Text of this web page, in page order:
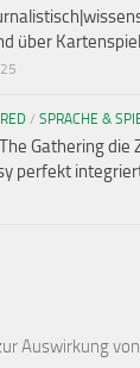
über
/ SPRACHE &
Gathering die
perfekt
Auswirkung